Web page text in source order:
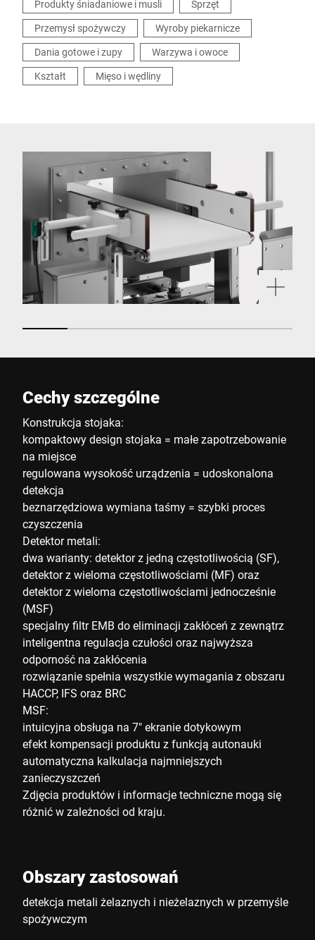
Produkty śniadaniowe i musli
Sprzęt
Przemysł spożywczy
Wyroby piekarnicze
Dania gotowe i zupy
Warzywa i owoce
Kształt
Mięso i wędliny
Cechy szczególne
Konstrukcja stojaka:
kompaktowy design stojaka = małe zapotrzebowanie
na miejsce
regulowana wysokość urządzenia = udoskonalona
detekcja
beznarzędziowa wymiana taśmy = szybki proces
czyszczenia
Detektor metali:
dwa warianty: detektor z jedną częstotliwością (SF),
detektor z wieloma częstotliwościami (MF) oraz
detektor z wieloma częstotliwościami jednocześnie
(MSF)
specjalny filtr EMB do eliminacji zakłóceń z zewnątrz
inteligentna regulacja czułości oraz najwyższa
odporność na zakłócenia
rozwiązanie spełnia wszystkie wymagania z obszaru
HACCP, IFS oraz BRC
MSF:
intuicyjna obsługa na 7" ekranie dotykowym
efekt kompensacji produktu z funkcją autonauki
automatyczna kalkulacja najmniejszych
zanieczyszczeń
Zdjęcia produktów i informacje techniczne mogą się
różnić w zależności od kraju.
Obszary zastosowań
detekcja metali żelaznych i nieżelaznych w przemyśle
spożywczym